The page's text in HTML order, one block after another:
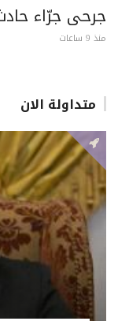
جرحى جرّاء
منذ 9 ساعات
متداولة الان